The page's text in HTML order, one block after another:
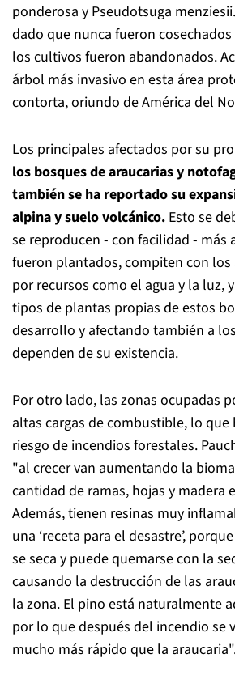
ponderosa y Pseudotsuga
dado que nunca fueron
los cultivos fueron abandonados.
árbol más invasivo en esta área
contorta, oriundo de América del
Los principales afectados por su
los bosques de araucarias y
también se ha reportado su
alpina y suelo volcánico. Esto se
se reproducen - con facilidad -
fueron plantados, compiten con
por recursos como el agua y la luz,
tipos de plantas propias de estos
desarrollo y afectando también a
dependen de su existencia.
Por otro lado, las zonas ocupadas
altas cargas de combustible, lo
riesgo de incendios forestales.
"al crecer van aumentando la
cantidad de ramas, hojas y madera
Además, tienen resinas muy
una ‘receta para el desastre’,
se seca y puede quemarse con la
causando la destrucción de las
la zona. El pino está naturalmente
por lo que después del incendio se
mucho más rápido que la